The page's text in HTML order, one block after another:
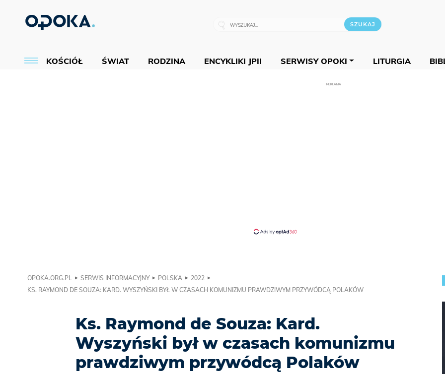
KOŚCIÓŁ ŚWIAT RODZINA ENCYKLIKI JPII SERWISY OPOKI LITURGIA
REKLAMA
OPOKA.ORG.PL SERWIS INFORMACYJNY POLSKA
2022
KS. RAYMOND DE SOUZA: KARD. WYSZYŃSKI BYŁ W CZASACH KOMUNIZMU PRAWDZIWYM PRZYWÓDCĄ POLAKÓW
Ks. Raymond de Souza: Kard.
Wyszyński był w czasach komunizmu
prawdziwym przywódcą Polaków